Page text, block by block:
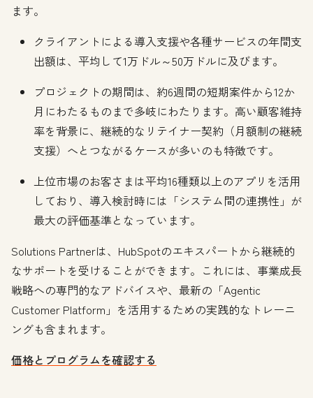
ます。
クライアントによる導入支援や各種サービスの年間支
出額は、平均して1万ドル～50万ドルに及びます。
プロジェクトの期間は、約6週間の短期案件から12か
月にわたるものまで多岐にわたります。高い顧客維持
率を背景に、継続的なリテイナー契約（月額制の継続
支援）へとつながるケースが多いのも特徴です。
上位市場のお客さまは平均16種類以上のアプリを活用
しており、導入検討時には「システム間の連携性」が
最大の評価基準となっています。
Solutions Partnerは、HubSpotのエキスパートから継続的
なサポートを受けることができます。これには、事業成長
戦略への専門的なアドバイスや、最新の「Agentic
Customer Platform」を活用するための実践的なトレーニ
ングも含まれます。
価格とプログラムを確認する